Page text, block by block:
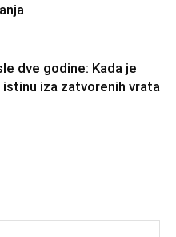
dve godine: Kada je
iza zatvorenih vrata